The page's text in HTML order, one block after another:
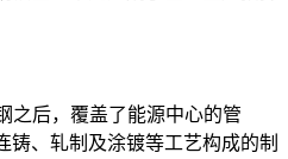
之后，覆盖了能源中心的管
铸、轧制及涂镀等工艺构成的制